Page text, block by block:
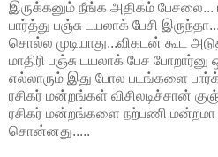
இருக்கனும் நீங்க அதிகம் பேசலை...
பார்த்து பஞ்சு டயலாக் பேசி
சொல்ல முடியாது...விகடன் கூட
மாதிரி பஞ்சு டயலாக் பேச போறார்னு
எல்லாரும் இது போல படங்களை
ரசிகர் மன்றங்கள் விசிலடிச்சான்
ரசிகர் மன்றங்களை நற்பணி
சொன்னது.....